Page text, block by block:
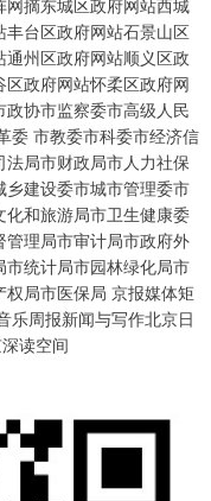
摘东城区政府网站西城
台区政府网站石景山区
州区政府网站顺义区政
政府网站怀柔区政府网
协市监察委市高级人民
委 市教委市科委市经济信
局市财政局市人力社保
建设委市城市管理委市
和旅游局市卫生健康委
理局市审计局市政府外
统计局市园林绿化局市
局市医保局 京报媒体矩
乐周报新闻与写作北京日
读空间